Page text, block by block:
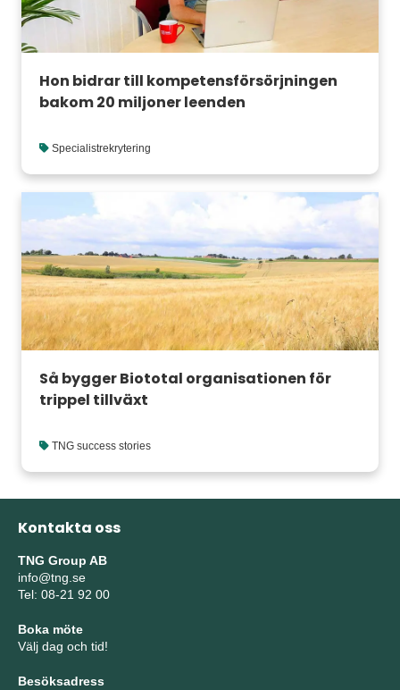
Hon bidrar till kompetensförsörjningen
bakom 20 miljoner leenden
Specialistrekrytering
Så bygger Biototal organisationen för
trippel tillväxt
TNG success stories
Kontakta oss
TNG Group AB
info@tng.se
Tel: 08-21 92 00
Boka möte
Välj dag och tid!
Besöksadress